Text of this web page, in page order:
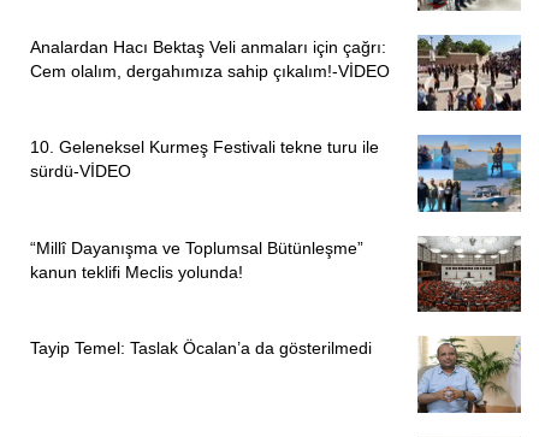
Analardan Hacı Bektaş Veli anmaları için çağrı:
Cem olalım, dergahımıza sahip çıkalım!-VİDEO
10. Geleneksel Kurmeş Festivali tekne turu ile
sürdü-VİDEO
“Millî Dayanışma ve Toplumsal Bütünleşme”
kanun teklifi Meclis yolunda!
Tayip Temel: Taslak Öcalan’a da gösterilmedi